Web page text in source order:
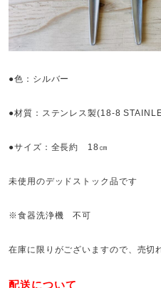
●色：シルバー
●材質：ステンレス製(18-8
●サイズ：全長約 18㎝
未使用のデッドストック品です
※食器洗浄機 不可
在庫に限りがございますので、売切
配送について